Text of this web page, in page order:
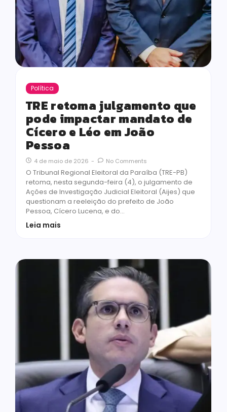
Política
TRE retoma julgamento que
pode impactar mandato de
Cícero e Léo em João
Pessoa
4 de maio de 2026 - No Comments
O Tribunal Regional Eleitoral da Paraíba (TRE-PB)
retoma, nesta segunda-feira (4), o julgamento de
Ações de Investigação Judicial Eleitoral (Aijes) que
questionam a reeleição do prefeito de João
Pessoa, Cícero Lucena, e do…
Leia mais